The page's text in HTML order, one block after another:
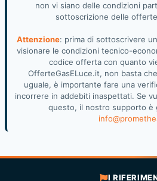
non vi siano delle condizioni
sottoscrizione delle
Attenzione: prima di sottoscrivere
visionare le condizioni tecnico-
codice offerta con quanto
OfferteGasELuce.it, non basta
uguale, è importante fare una
incorrere in addebiti inaspettati. Se
questo, il nostro supporto è
I